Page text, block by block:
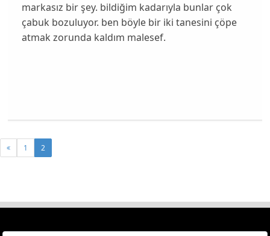
markasız bir şey. bildiğim kadarıyla bunlar çok
çabuk bozuluyor. ben böyle bir iki tanesini çöpe
atmak zorunda kaldım malesef.
1 2